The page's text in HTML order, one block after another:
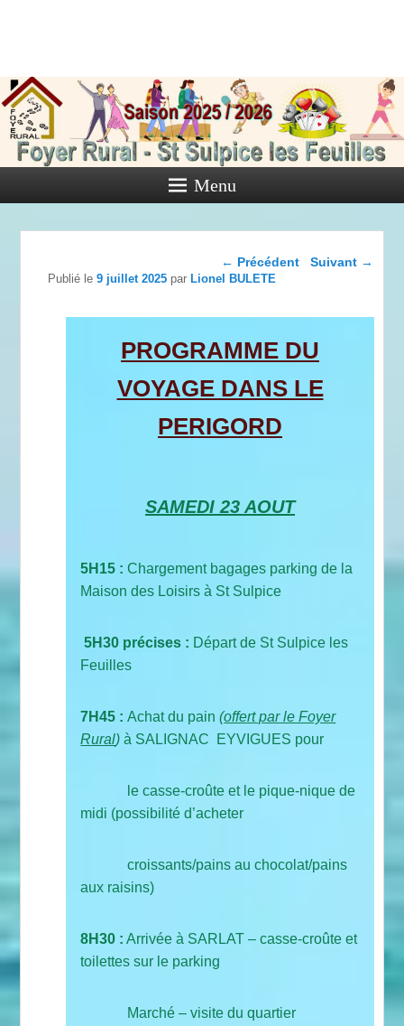
de Saint
Sulpice les
Feuilles
Activités diverses de l'Association
Menu
Navigation dans les
← Précédent Suivant →
Publié le9 juillet 2025 parLionel BULETE
PROGRAMME DU
VOYAGE DANS LE
PERIGORD
SAMEDI 23 AOUT
5H15 :Chargement bagages parking de la
Maison des Loisirs à St Sulpice
5H30 précises : Départ de St Sulpice les
Feuilles
7H45 :Achat du pain (offert par le Foyer
Rural) à SALIGNAC EYVIGUES pour
le casse-croûte et le pique-nique de
midi (possibilité d’acheter
croissants/pains au chocolat/pains
aux raisins)
8H30 : Arrivée à SARLAT – casse-croûte et
toilettes sur le parking
Marché – visite du quartier